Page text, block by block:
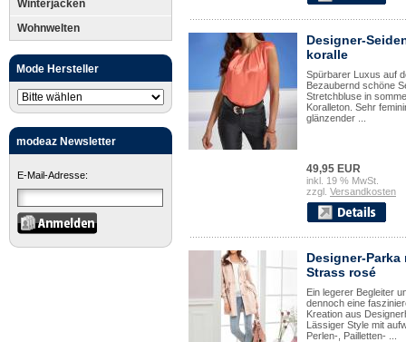
Winterjacken
Wohnwelten
Mode Hersteller
modeaz Newsletter
E-Mail-Adresse:
Designer-
koralle
Spürbarer Luxus auf
Bezaubernd schöne
Stretchbluse in
Koralleton. Sehr
glänzender ...
49,95 EUR
inkl. 19 % MwSt.
zzgl. Versandkosten
Designer-Parka
Strass rosé
Ein legerer Begleiter
dennoch eine
Kreation aus
Lässiger Style mit
Perlen-, Pailletten- ...